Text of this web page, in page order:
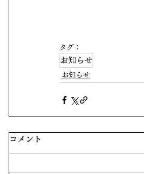
タグ：
お知らせ
お知らせ
コメント